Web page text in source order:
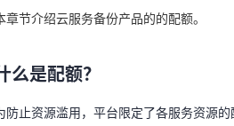
爆款云主机全场特惠，2核4G只要1.8折起！
么是配额？
云主机、多少块云硬盘。
章节介绍云服务备份产品的的配额。
么是配额？
防止资源滥用，平台限定了各服务资源